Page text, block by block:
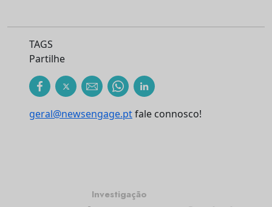
TAGS
Partilhe
geral@newsengage.ptfale connosco!
Investigação